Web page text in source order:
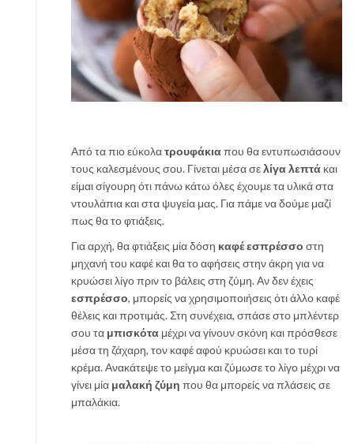
Από τα πιο εύκολατρουφάκιαπου θα εντυπωσιάσουν
τους καλεσμένους σου. Γίνεται μέσα σελίγα λεπτά και
είμαι σίγουρη ότι πάνω κάτω όλες έχουμε τα υλικά στα
ντουλάπια και στα ψυγεία μας. Για πάμε να δούμε μαζί
πως θα το φτιάξεις.
Για αρχή, θα φτιάξεις μία δόση καφέ εσπρέσσο στη
μηχανή του καφέ και θα το αφήσεις στην άκρη για να
κρυώσει λίγο πριν το βάλεις στη ζύμη. Αν δεν έχεις
εσπρέσσο, μπορείς να χρησιμοποιήσεις ότι άλλο καφέ
θέλεις και προτιμάς. Στη συνέχεια, σπάσε στο μπλέντερ
σου τα μπισκότα μέχρι να γίνουν σκόνη και πρόσθεσε
μέσα τη ζάχαρη, τον καφέ αφού κρυώσει και το τυρί
κρέμα. Ανακάτεψε το μείγμα και ζύμωσε το λίγο μέχρι να
γίνει μία μαλακή ζύμη που θα μπορείς να πλάσεις σε
μπαλάκια.